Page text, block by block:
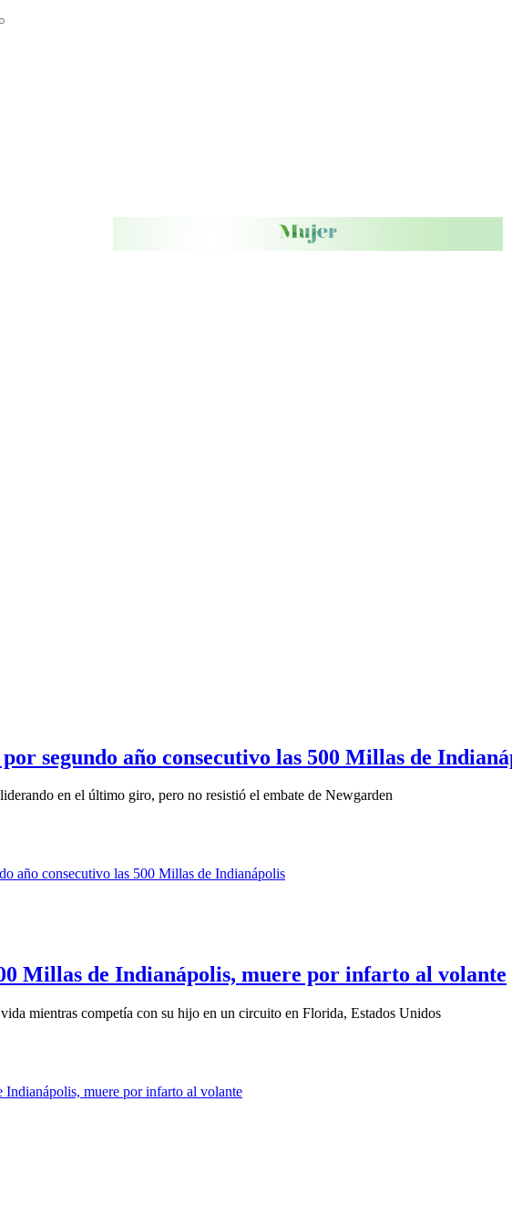
segundo año consecutivo las 500 Millas de
en el último giro, pero no resistió el embate de Newgarden
Millas de Indianápolis, muere por infarto al volante
mientras competía con su hijo en un circuito en Florida, Estados Unidos